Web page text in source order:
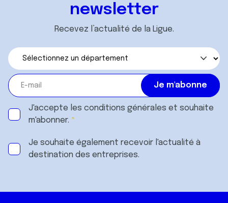
newsletter
Recevez l’actualité de la Ligue.
J'accepte les conditions générales et souhaite
m'abonner.
Je souhaite également recevoir l'actualité à
destination des entreprises.